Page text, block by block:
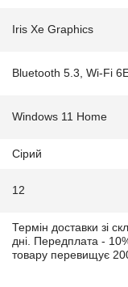
Iris Xe Graphics
Bluetooth 5.3, Wi-Fi
Windows 11 Home
Сірий
12
Термін доставки зі
дні. Передплата -
товару перевищує